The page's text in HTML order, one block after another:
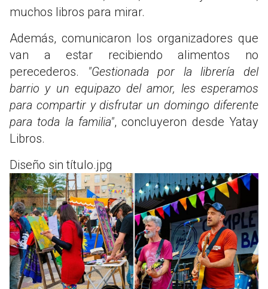
muchos libros para mirar.
Además, comunicaron los organizadores que
van a estar recibiendo alimentos no
perecederos. "Gestionada por la librería del
barrio y un equipazo del amor, les esperamos
para compartir y disfrutar un domingo diferente
para toda la familia", concluyeron desde Yatay
Libros.
Diseño sin título.jpg